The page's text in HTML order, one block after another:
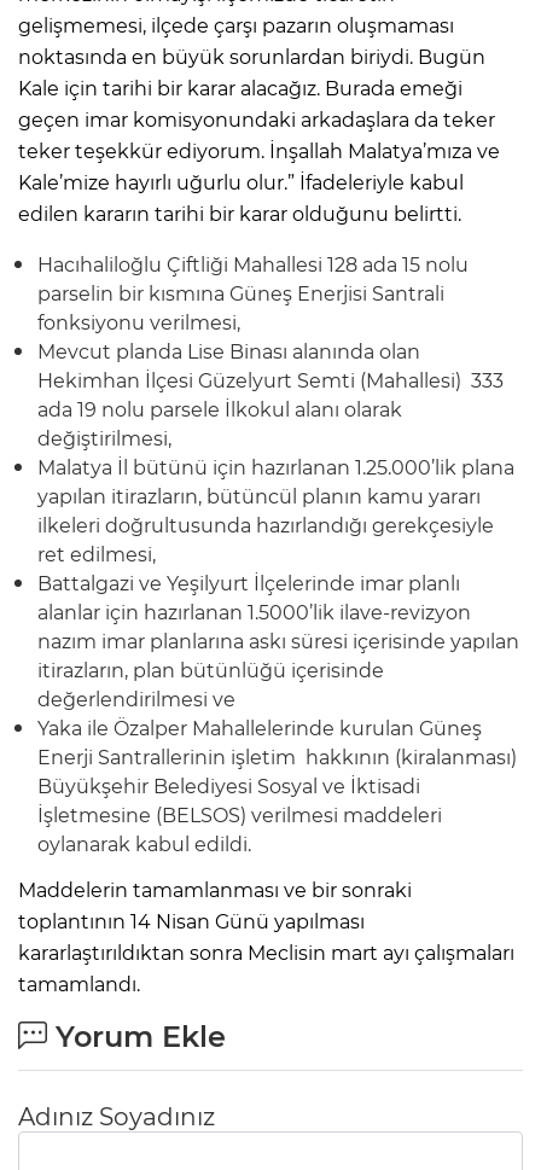
gelişmemesi, ilçede çarşı pazarın oluşmaması
noktasında en büyük sorunlardan biriydi. Bugün
Kale için tarihi bir karar alacağız. Burada emeği
geçen imar komisyonundaki arkadaşlara da teker
teker teşekkür ediyorum. İnşallah Malatya’mıza ve
Kale’mize hayırlı uğurlu olur.” İfadeleriyle kabul
edilen kararın tarihi bir karar olduğunu belirtti.
Hacıhaliloğlu Çiftliği Mahallesi 128 ada 15 nolu
parselin bir kısmına Güneş Enerjisi Santrali
fonksiyonu verilmesi,
Mevcut planda Lise Binası alanında olan
Hekimhan İlçesi Güzelyurt Semti (Mahallesi) 333
ada 19 nolu parsele İlkokul alanı olarak
değiştirilmesi,
Malatya İl bütünü için hazırlanan 1.25.000’lik plana
yapılan itirazların, bütüncül planın kamu yararı
ilkeleri doğrultusunda hazırlandığı gerekçesiyle
ret edilmesi,
Battalgazi ve Yeşilyurt İlçelerinde imar planlı
alanlar için hazırlanan 1.5000’lik ilave-revizyon
nazım imar planlarına askı süresi içerisinde yapılan
itirazların, plan bütünlüğü içerisinde
değerlendirilmesi ve
Yaka ile Özalper Mahallelerinde kurulan Güneş
Enerji Santrallerinin işletim hakkının (kiralanması)
Büyükşehir Belediyesi Sosyal ve İktisadi
İşletmesine (BELSOS) verilmesi maddeleri
oylanarak kabul edildi.
Maddelerin tamamlanması ve bir sonraki
toplantının 14 Nisan Günü yapılması
kararlaştırıldıktan sonra Meclisin mart ayı çalışmaları
tamamlandı.
Yorum Ekle
Adınız Soyadınız